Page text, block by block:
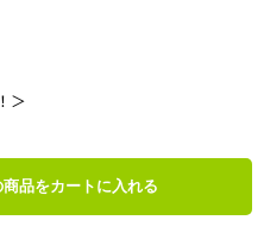
＞
商品をカートに入れる